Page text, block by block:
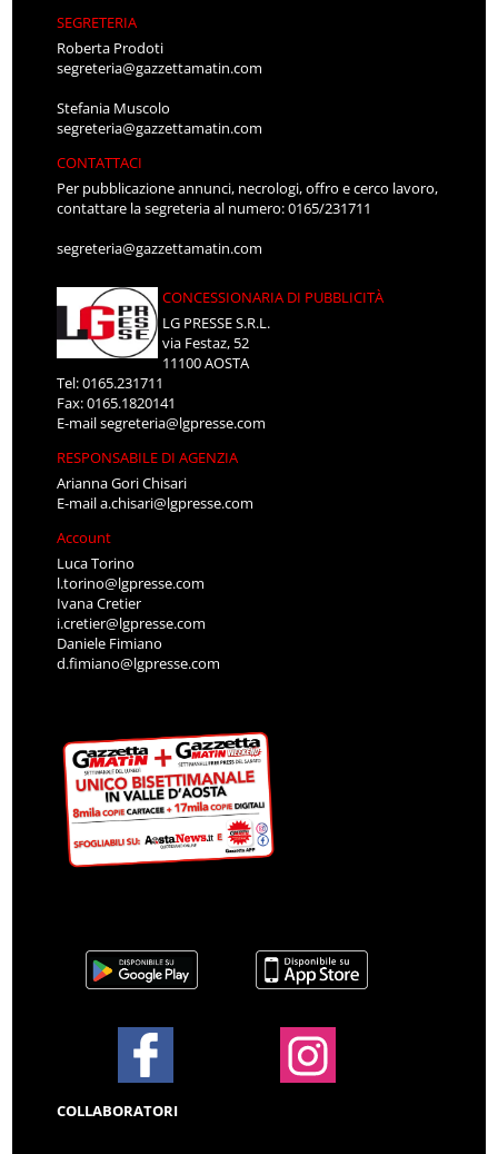
SEGRETERIA
Roberta Prodoti
segreteria@gazzettamatin.com
Stefania Muscolo
segreteria@gazzettamatin.com
CONTATTACI
Per pubblicazione annunci, necrologi, offro e cerco lavoro,
contattare la segreteria al numero: 0165/231711
segreteria@gazzettamatin.com
CONCESSIONARIA DI PUBBLICITÀ
LG PRESSE S.R.L.
via Festaz, 52
11100 AOSTA
Tel: 0165.231711
Fax: 0165.1820141
E-mailsegreteria@lgpresse.com
RESPONSABILE DI AGENZIA
Arianna Gori Chisari
E-maila.chisari@lgpresse.com
Account
Luca Torino
l.torino@lgpresse.com
Ivana Cretier
i.cretier@lgpresse.com
Daniele Fimiano
d.fimiano@lgpresse.com
COLLABORATORI